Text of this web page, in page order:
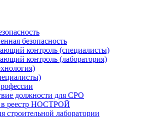
безопасность
контроль (специалисты)
контроль (лаборатория)
должности для СРО
в реестр НОСТРОЙ
строительной лаборатории